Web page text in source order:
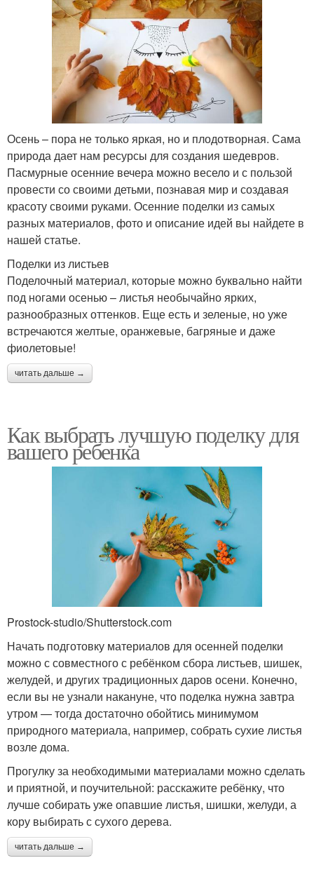
Осень – пора не только яркая, но и плодотворная. Сама
природа дает нам ресурсы для создания шедевров.
Пасмурные осенние вечера можно весело и с пользой
провести со своими детьми, познавая мир и создавая
красоту своими руками. Осенние поделки из самых
разных материалов, фото и описание идей вы найдете в
нашей статье.
Поделки из листьев
Поделочный материал, которые можно буквально найти
под ногами осенью – листья необычайно ярких,
разнообразных оттенков. Еще есть и зеленые, но уже
встречаются желтые, оранжевые, багряные и даже
фиолетовые!
читать дальше →
Как выбрать лучшую поделку для
вашего ребенка
Prostock-studio/Shutterstock.com
Начать подготовку материалов для осенней поделки
можно с совместного с ребёнком сбора листьев, шишек,
желудей, и других традиционных даров осени. Конечно,
если вы не узнали накануне, что поделка нужна завтра
утром — тогда достаточно обойтись минимумом
природного материала, например, собрать сухие листья
возле дома.
Прогулку за необходимыми материалами можно сделать
и приятной, и поучительной: расскажите ребёнку, что
лучше собирать уже опавшие листья, шишки, желуди, а
кору выбирать с сухого дерева.
читать дальше →